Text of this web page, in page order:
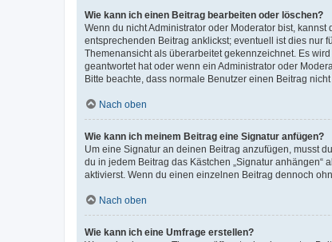
Wie kann ich einen Beitrag bearbeiten oder löschen?
Wenn du nicht Administrator oder Moderator bist,
entsprechenden Beitrag anklickst; eventuell ist dies nur
Themenansicht als überarbeitet gekennzeichnet. Es
geantwortet hat oder wenn ein Administrator oder
Bitte beachte, dass normale Benutzer einen Beitrag
Nach oben
Wie kann ich meinem Beitrag eine Signatur anfügen?
Um eine Signatur an deinen Beitrag anzufügen, musst
du in jedem Beitrag das Kästchen „Signatur
aktivierst. Wenn du einen einzelnen Beitrag dennoch
Nach oben
Wie kann ich eine Umfrage erstellen?